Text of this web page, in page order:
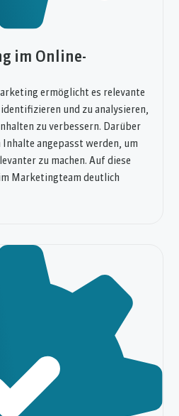
im Online-
ermöglicht es relevante
und zu analysieren,
zu verbessern. Darüber
Inhalte angepasst werden, um
zu machen. Auf diese
Marketingteam deutlich